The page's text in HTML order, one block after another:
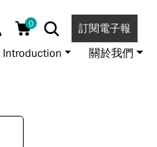
0 訂閱電子報
關於我們